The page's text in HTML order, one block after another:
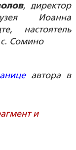
, директор
Иоанна
настоятель
Сомино
автора в
и